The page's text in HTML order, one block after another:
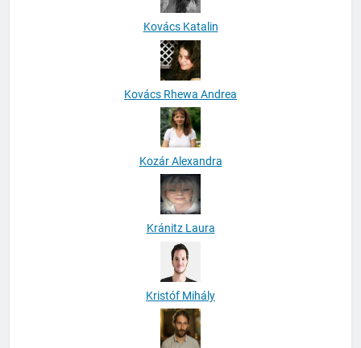
Kovács Katalin
Kovács Rhewa Andrea
Kozár Alexandra
Kránitz Laura
Kristóf Mihály